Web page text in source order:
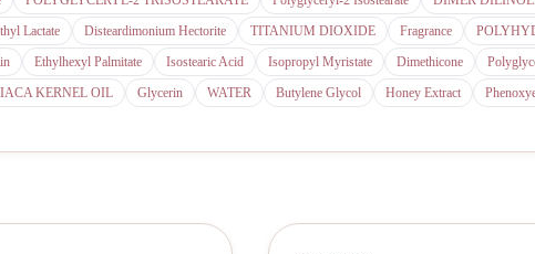
Lactate Disteardimonium Hectorite TITANIUM DIOXIDE Fragrance
Ethylhexyl Palmitate Isostearic Acid Isopropyl Myristate Dimethicone
KERNEL OIL Glycerin WATER Butylene Glycol Honey Extract